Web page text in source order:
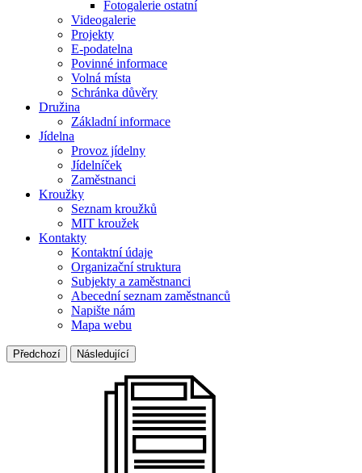
Fotogalerie ostatní
Videogalerie
Projekty
E-podatelna
Povinné informace
Volná místa
Schránka důvěry
Družina
Základní informace
Jídelna
Provoz jídelny
Jídelníček
Zaměstnanci
Kroužky
Seznam kroužků
MIT kroužek
Kontakty
Kontaktní údaje
Organizační struktura
Subjekty a zaměstnanci
Abecední seznam zaměstnanců
Napište nám
Mapa webu
Předchozí Následující